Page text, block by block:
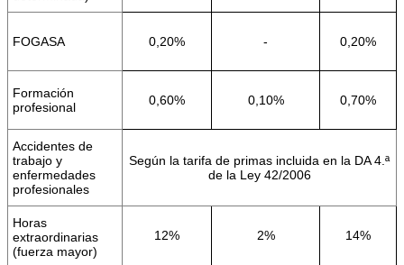
FOGASA 0,20% - 0,20%
Formación
profesional
0,60% 0,10% 0,70%
Accidentes de
trabajo y
enfermedades
profesionales
Según la tarifa de primas incluida en la DA 4.ª
de la Ley 42/2006
Horas
extraordinarias
(fuerza mayor)
12% 2% 14%